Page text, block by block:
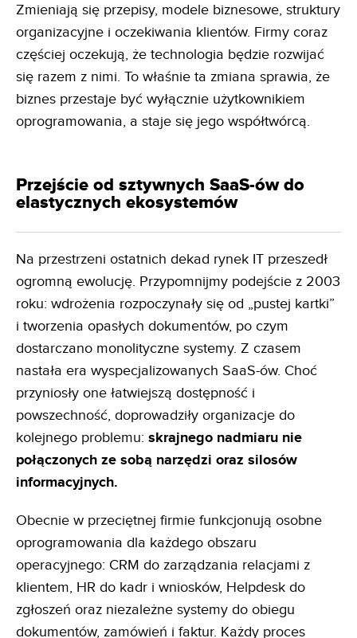
Zmieniają się przepisy, modele biznesowe, struktury
organizacyjne i oczekiwania klientów. Firmy coraz
częściej oczekują, że technologia będzie rozwijać
się razem z nimi. To właśnie ta zmiana sprawia, że
biznes przestaje być wyłącznie użytkownikiem
oprogramowania, a staje się jego współtwórcą.
Przejście od sztywnych SaaS-ów do
elastycznych ekosystemów
Na przestrzeni ostatnich dekad rynek IT przeszedł
ogromną ewolucję. Przypomnijmy podejście z 2003
roku: wdrożenia rozpoczynały się od „pustej kartki”
i tworzenia opasłych dokumentów, po czym
dostarczano monolityczne systemy. Z czasem
nastała era wyspecjalizowanych SaaS-ów. Choć
przyniosły one łatwiejszą dostępność i
powszechność, doprowadziły organizacje do
kolejnego problemu: skrajnego nadmiaru nie
połączonych ze sobą narzędzi oraz silosów
informacyjnych.
Obecnie w przeciętnej firmie funkcjonują osobne
oprogramowania dla każdego obszaru
operacyjnego: CRM do zarządzania relacjami z
klientem, HR do kadr i wniosków, Helpdesk do
zgłoszeń oraz niezależne systemy do obiegu
dokumentów, zamówień i faktur. Każdy proces